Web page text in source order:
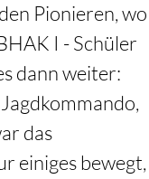
Pionieren, wo
I - Schüler
dann weiter:
das
einiges bewegt,